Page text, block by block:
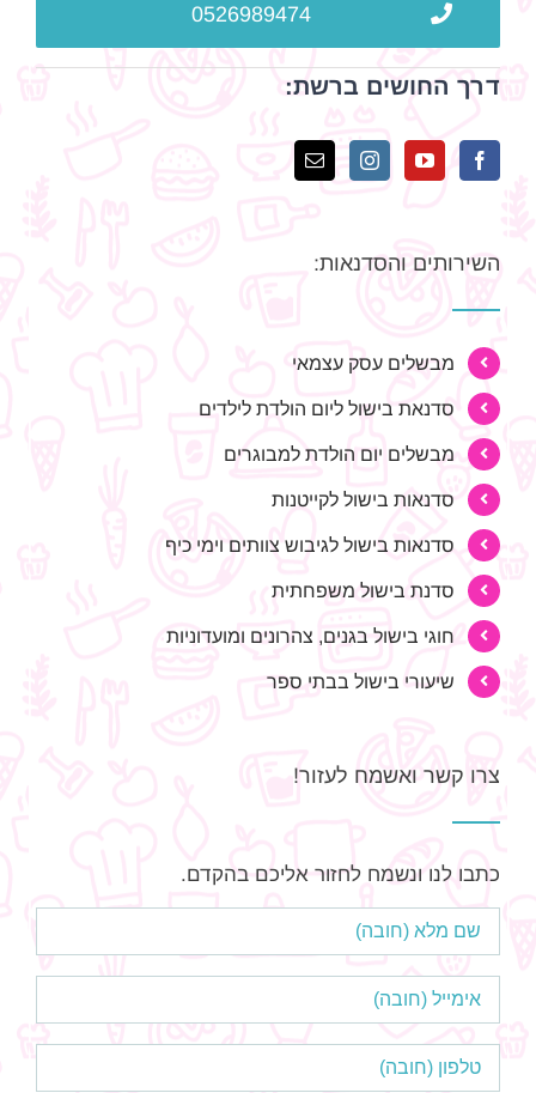
0526989474
דרך החושים ברשת:
השירותים והסדנאות:
מבשלים עסק עצמאי
סדנאת בישול ליום הולדת לילדים
מבשלים יום הולדת למבוגרים
סדנאות בישול לקייטנות
סדנאות בישול לגיבוש צוותים וימי כיף
סדנת בישול משפחתית
חוגי בישול בגנים, צהרונים ומועדוניות
שיעורי בישול בבתי ספר
צרו קשר ואשמח לעזור!
כתבו לנו ונשמח לחזור אליכם בהקדם.